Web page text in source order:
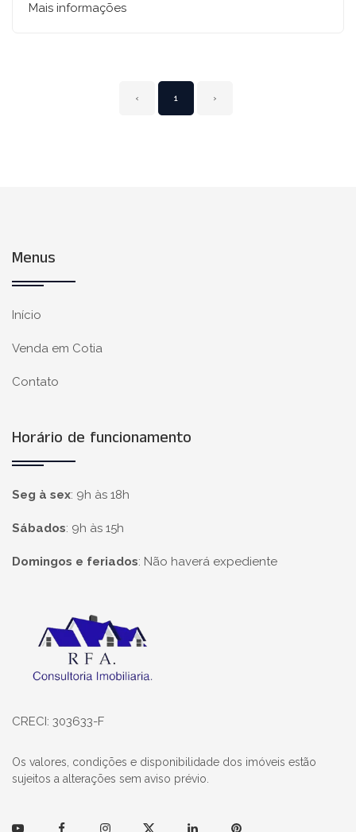
Mais informações
‹ 1 ›
Menus
Início
Venda em Cotia
Contato
Horário de funcionamento
Seg à sex: 9h às 18h
Sábados: 9h às 15h
Domingos e feriados: Não haverá expediente
Página inicial
CRECI: 303633-F
Os valores, condições e disponibilidade dos imóveis estão
sujeitos a alterações sem aviso prévio.
YoutubeFacebookInstagramTwitter LinkedinPinterest